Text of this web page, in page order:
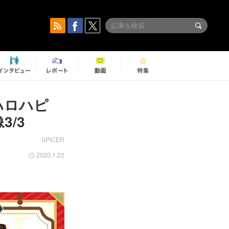
ハピ
3/3
SPICER
2020.1.22